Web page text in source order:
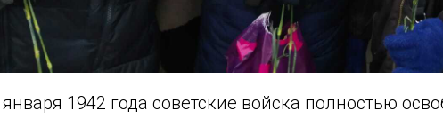
1942 года советские войска полностью